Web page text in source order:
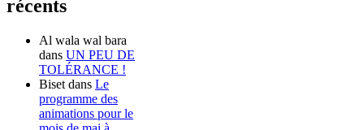
récents
Al wala wal bara
dans UN PEU DE
TOLÉRANCE !
Biset dans Le
programme des
animations pour le